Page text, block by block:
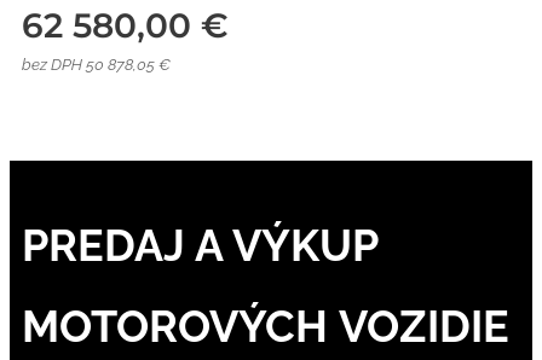
62 580,00 €
bez DPH 50 878,05 €
PREDAJ A VÝKUP
MOTOROVÝCH VOZIDIE